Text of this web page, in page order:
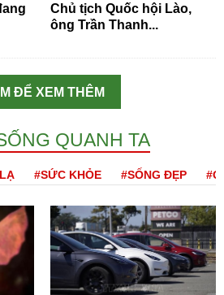
Chủ tịch Quốc hội Lào,
ông Trần Thanh...
ĐỂ XEM THÊM
QUANH TA
#SỨC KHỎE #SỐNG ĐẸP